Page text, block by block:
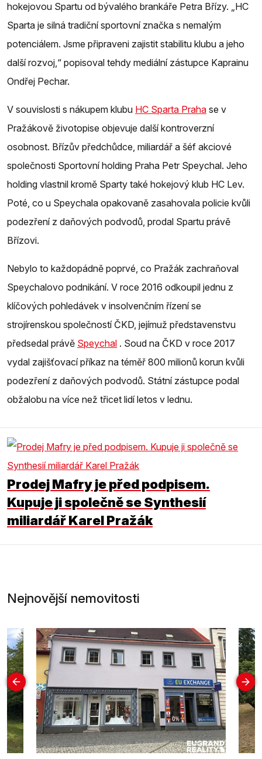
hokejovou Spartu od bývalého brankáře Petra Břízy. „HC
Sparta je silná tradiční sportovní značka s nemalým
potenciálem. Jsme připraveni zajistit stabilitu klubu a jeho
další rozvoj,“ popisoval tehdy mediální zástupce Kaprainu
Ondřej Pechar.
V souvislosti s nákupem klubu HC Sparta Praha se v
Pražákově životopise objevuje další kontroverzní
osobnost. Břízův předchůdce, miliardář a šéf akciové
společnosti Sportovní holding Praha Petr Speychal. Jeho
holding vlastnil kromě Sparty také hokejový klub HC Lev.
Poté, co u Speychala opakovaně zasahovala policie kvůli
podezření z daňových podvodů, prodal Spartu právě
Břízovi.
Nebylo to každopádně poprvé, co Pražák zachraňoval
Speychalovo podnikání. V roce 2016 odkoupil jednu z
klíčových pohledávek v insolvenčním řízení se
strojírenskou společností ČKD, jejímuž představenstvu
předsedal právě Speychal . Soud na ČKD v roce 2017
vydal zajišťovací příkaz na téměř 800 milionů korun kvůli
podezření z daňových podvodů. Státní zástupce podal
obžalobu na více než třicet lidí letos v lednu.
Prodej Mafry je před podpisem.
Kupuje ji společně se Synthesií
miliardář Karel Pražák
Nejnovější nemovitosti